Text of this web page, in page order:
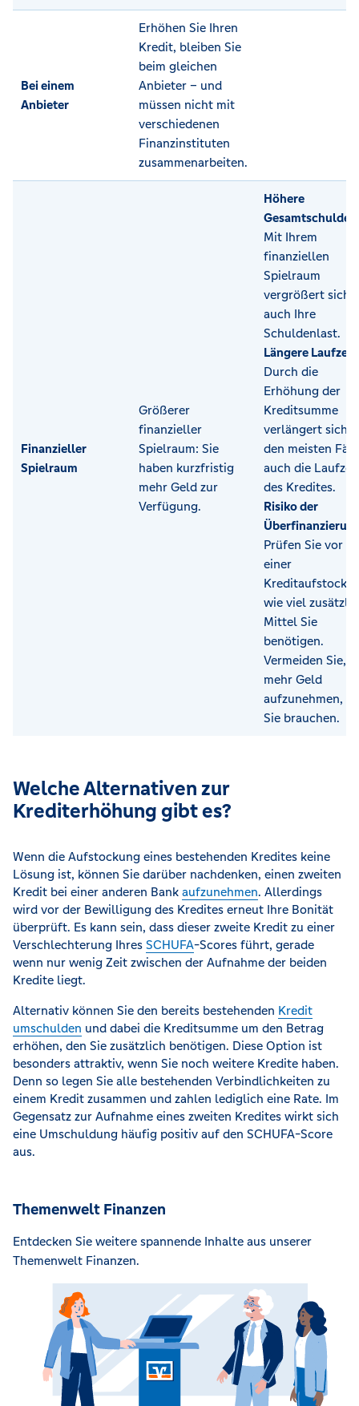
Bei einem
Anbieter
Erhöhen Sie Ihren
Kredit, bleiben Sie
beim gleichen
Anbieter – und
müssen nicht mit
verschiedenen
Finanzinstituten
zusammenarbeiten.
Finanzieller
Spielraum
Größerer
finanzieller
Spielraum: Sie
haben kurzfristig
mehr Geld zur
Verfügung.
Höhere
Gesamtschulden
Mit Ihrem
finanziellen
Spielraum
vergrößert sich
auch Ihre
Schuldenlast.
Längere Laufzeit
Durch die
Erhöhung der
Kreditsumme
verlängert sich
den meisten
auch die Laufzeit
des Kredites.
Risiko der
Prüfen Sie vor
einer
wie viel
Mittel Sie
benötigen.
Vermeiden Sie,
mehr Geld
aufzunehmen,
Sie brauchen.
Welche Alternativen zur
Krediterhöhung gibt es?
Wenn die Aufstockung eines bestehenden Kredites keine
Lösung ist, können Sie darüber nachdenken, einen zweiten
Kredit bei einer anderen Bank aufzunehmen. Allerdings
wird vor der Bewilligung des Kredites erneut Ihre Bonität
überprüft. Es kann sein, dass dieser zweite Kredit zu einer
Verschlechterung Ihres SCHUFA-Scores führt, gerade
wenn nur wenig Zeit zwischen der Aufnahme der beiden
Kredite liegt.
Alternativ können Sie den bereits bestehenden Kredit
umschulden und dabei die Kreditsumme um den Betrag
erhöhen, den Sie zusätzlich benötigen. Diese Option ist
besonders attraktiv, wenn Sie noch weitere Kredite haben.
Denn so legen Sie alle bestehenden Verbindlichkeiten zu
einem Kredit zusammen und zahlen lediglich eine Rate. Im
Gegensatz zur Aufnahme eines zweiten Kredites wirkt sich
eine Umschuldung häufig positiv auf den SCHUFA-Score
aus.
Themenwelt Finanzen
Entdecken Sie weitere spannende Inhalte aus unserer
Themenwelt Finanzen.